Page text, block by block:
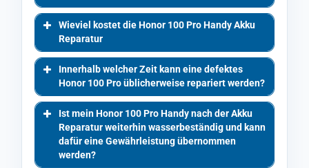
Wieviel kostet die Honor 100 Pro Handy Akku
Reparatur
Innerhalb welcher Zeit kann eine defektes
Honor 100 Pro üblicherweise repariert werden?
Ist mein Honor 100 Pro Handy nach der Akku
Reparatur weiterhin wasserbeständig und kann
dafür eine Gewährleistung übernommen
werden?